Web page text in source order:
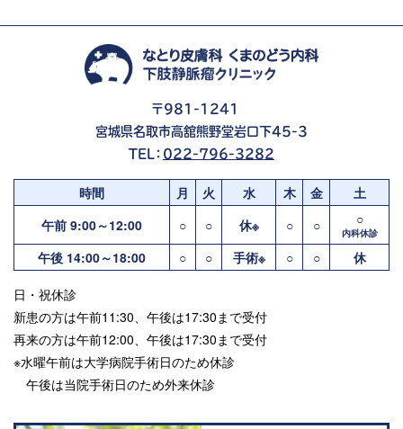
〒981-1241
宮城県名取市高舘熊野堂岩口下45-3
TEL： 022-796-3282
時間 月 火 水 木 金
土
午前 9:00～12:00
○ ○ 休※ ○ ○ ○
内科休診
午後 14:00～18:00 ○ ○ 手術※ ○ ○ 休
日・祝休診
新患の方は午前11:30、午後は17:30まで受付
再来の方は午前12:00、午後は17:30まで受付
※水曜午前は大学病院手術日のため休診
午後は当院手術日のため外来休診